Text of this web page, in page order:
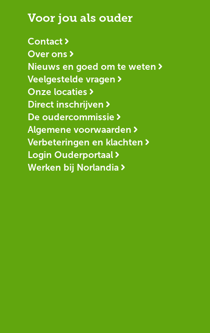
Voor jou als ouder
Contact
Over ons
Nieuws en goed om te weten
Veelgestelde vragen
Onze locaties
Direct inschrijven
De oudercommissie
Algemene voorwaarden
Verbeteringen en klachten
Login Ouderportaal
Werken bij Norlandia